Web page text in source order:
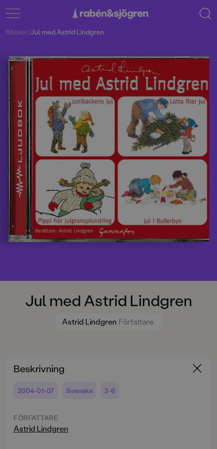
Jul med Astrid Lindgren
Astrid Lindgren Författare
Böcker/Jul med Astrid Lindgren
Beskrivning
2004-01-07 Svenska 3-6
FÖRFATTARE
Astrid Lindgren